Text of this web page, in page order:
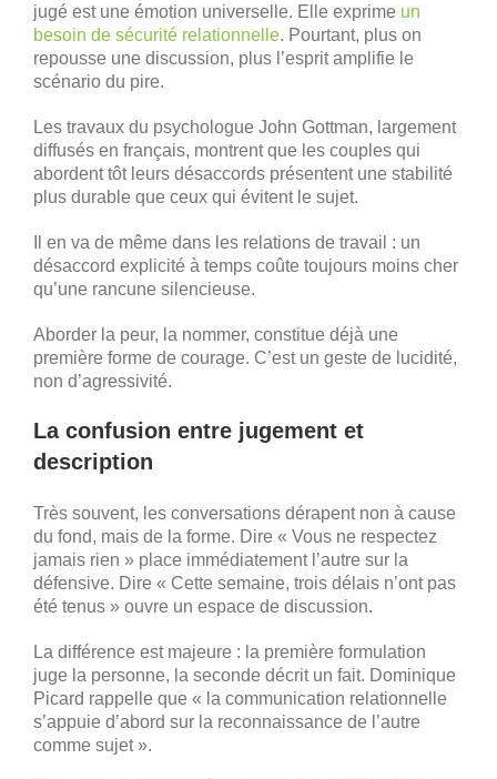
jugé est une émotion universelle. Elle exprime un
besoin de sécurité relationnelle. Pourtant, plus on
repousse une discussion, plus l’esprit amplifie le
scénario du pire.
Les travaux du psychologue John Gottman, largement
diffusés en français, montrent que les couples qui
abordent tôt leurs désaccords présentent une stabilité
plus durable que ceux qui évitent le sujet.
Il en va de même dans les relations de travail : un
désaccord explicité à temps coûte toujours moins cher
qu’une rancune silencieuse.
Aborder la peur, la nommer, constitue déjà une
première forme de courage. C’est un geste de lucidité,
non d’agressivité.
La confusion entre jugement et
description
Très souvent, les conversations dérapent non à cause
du fond, mais de la forme. Dire « Vous ne respectez
jamais rien » place immédiatement l’autre sur la
défensive. Dire « Cette semaine, trois délais n’ont pas
été tenus » ouvre un espace de discussion.
La différence est majeure : la première formulation
juge la personne, la seconde décrit un fait. Dominique
Picard rappelle que « la communication relationnelle
s’appuie d’abord sur la reconnaissance de l’autre
comme sujet ».